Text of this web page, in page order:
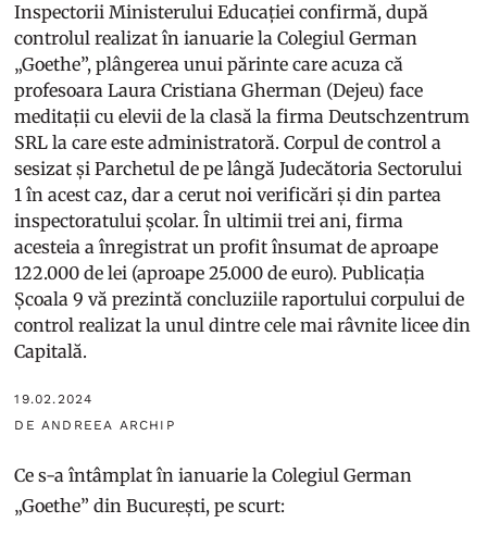
Inspectorii Ministerului Educației confirmă, după
controlul realizat în ianuarie la Colegiul German
„Goethe”, plângerea unui părinte care acuza că
profesoara Laura Cristiana Gherman (Dejeu) face
meditații cu elevii de la clasă la firma Deutschzentrum
SRL la care este administratoră. Corpul de control a
sesizat și Parchetul de pe lângă Judecătoria Sectorului
1 în acest caz, dar a cerut noi verificări și din partea
inspectoratului școlar. În ultimii trei ani, firma
acesteia a înregistrat un profit însumat de aproape
122.000 de lei (aproape 25.000 de euro). Publicația
Școala 9 vă prezintă concluziile raportului corpului de
control realizat la unul dintre cele mai râvnite licee din
Capitală.
19.02.2024
DE ANDREEA ARCHIP
Ce s-a întâmplat în ianuarie la Colegiul German
„Goethe” din București, pe scurt: